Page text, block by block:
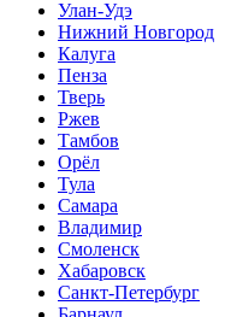
Улан-Удэ
Нижний Новгород
Калуга
Пенза
Тверь
Ржев
Тамбов
Орёл
Тула
Самара
Владимир
Смоленск
Хабаровск
Санкт-Петербург